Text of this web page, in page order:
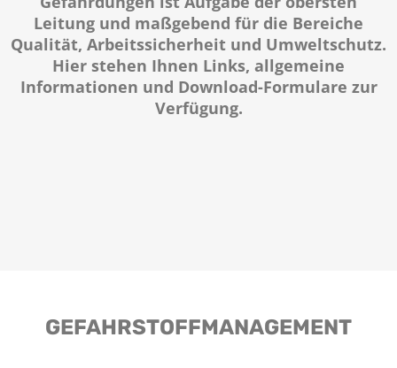
Leitung und maßgebend für die Bereiche
Qualität, Arbeitssicherheit und Umweltschutz.
Hier stehen Ihnen Links, allgemeine
Informationen und Download-Formulare zur
Verfügung.
GEFAHRSTOFF­MANAGEMENT